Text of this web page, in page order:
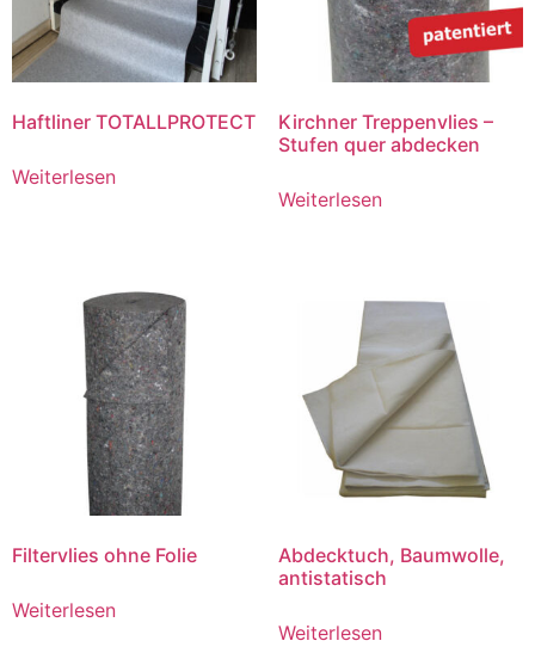
Haftliner TOTALLPROTECT
Weiterlesen
Kirchner Treppenvlies –
Stufen quer abdecken
Weiterlesen
Filtervlies ohne Folie
Weiterlesen
Abdecktuch, Baumwolle,
antistatisch
Weiterlesen